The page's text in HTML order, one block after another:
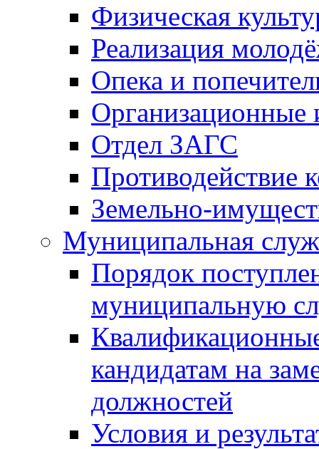
Физическая
Реализация
Опека и
Отдел ЗАГС
Противодействие
Земельно-
Муниципальная
Порядок
муниципальную
кандидатам на
должностей
Условия и